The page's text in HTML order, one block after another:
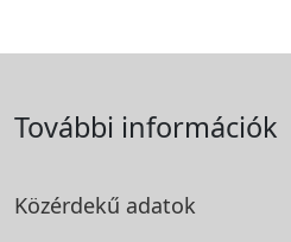
További információk
Közérdekű adatok